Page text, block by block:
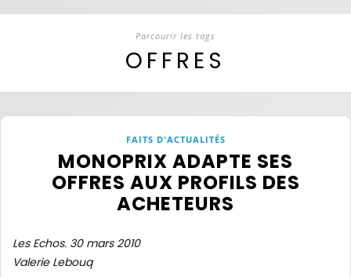
Parcourir les tags
OFFRES
FAITS D'ACTUALITÉS
MONOPRIX ADAPTE SES
OFFRES AUX PROFILS DES
ACHETEURS
Les Echos. 30 mars 2010
Valerie Lebouq